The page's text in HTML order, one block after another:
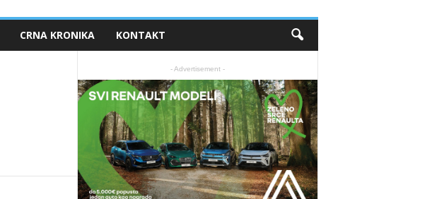
CRNA KRONIKA KONTAKT
- Advertisement -